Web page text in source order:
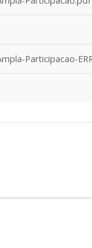
Participacao-